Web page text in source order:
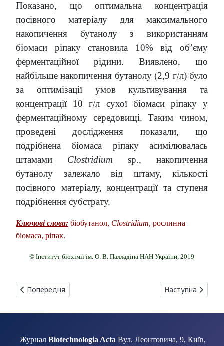
Показано, що оптимальна концентрація
посівного матеріалу для максимального
накопичення бутанолу з використанням
біомаси ріпаку становила 10% від об’єму
ферментаційної рідини. Виявлено, що
найбільше накопичення бутанолу (2,9 г/л) було
за оптимізації умов культивування та
концентрації 10 г/л сухої біомаси ріпаку у
ферментаційному середовищі. Таким чином,
проведені дослідження показали, що
подрібнена біомаса ріпаку асимілювалась
штамами Clostridium sp., накопичення
бутанолу залежало від штаму, кількості
посівного матеріалу, концентрації та ступеня
подрібнення субстрату.
Ключові слова: біобутанол, Clostridium, рослинна
біомаса, ріпак.
© Інститут біохімії ім. О. В. Палладіна НАН України, 2019
Попередня стаття: ЕКСПРЕСІЯ РЕЦЕПТОРІВ
Попередня Наступна
Наступна
Журнал Biotechnologia Acta Вул. Леонтовича, 9, Київ,